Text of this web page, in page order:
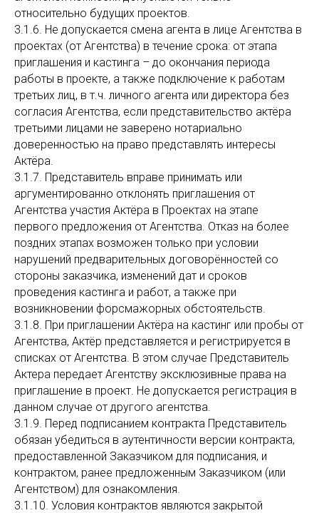
относительно будущих проектов.
3.1.6. Не допускается смена агента в лице Агентства в
проектах (от Агентства) в течение срока: от этапа
приглашения и кастинга – до окончания периода
работы в проекте, а также подключение к работам
третьих лиц, в т.ч. личного агента или директора без
согласия Агентства, если представительство актёра
третьими лицами не заверено нотариально
доверенностью на право представлять интересы
Актёра.
3.1.7. Представитель вправе принимать или
аргументированно отклонять приглашения от
Агентства участия Актёра в Проектах на этапе
первого предложения от Агентства. Отказ на более
поздних этапах возможен только при условии
нарушений предварительных договорённостей со
стороны заказчика, изменений дат и сроков
проведения кастинга и работ, а также при
возникновении форсмажорных обстоятельств.
3.1.8. При приглашении Актёра на кастинг или пробы от
Агентства, Актёр представляется и регистрируется в
списках от Агентства. В этом случае Представитель
Актера передает Агентству эксклюзивные права на
приглашение в проект. Не допускается регистрация в
данном случае от другого агентства.
3.1.9. Перед подписанием контракта Представитель
обязан убедиться в аутентичности версии контракта,
предоставленной Заказчиком для подписания, и
контрактом, ранее предложенным Заказчиком (или
Агентством) для ознакомления.
3.1.10. Условия контрактов являются закрытой